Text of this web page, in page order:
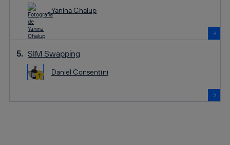
Yanina Chalup
SIM Swapping
Daniel Consentini